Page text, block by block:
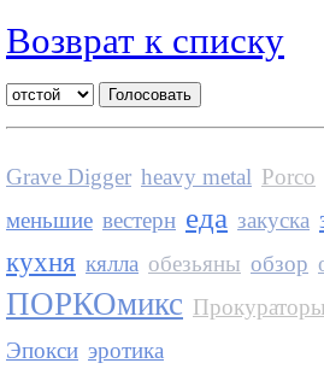
Возврат к списку
Grave Digger heavy metal Porco
меньшие вестерн еда закуска
кухня кялла обезьяны обзор
ПОРКОмикс
Эпокси эротика